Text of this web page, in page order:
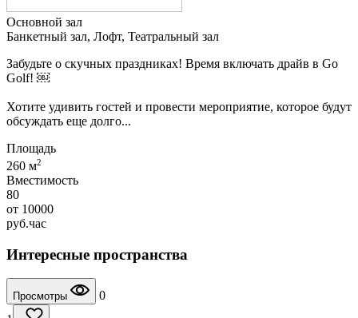
Основной зал
Банкетный зал, Лофт, Театральный зал
Забудьте о скучных праздниках! Время включать драйв в Go
Golf! ￼
Хотите удивить гостей и провести мероприятие, которое будут
обсуждать еще долго...
Площадь
260 м2
Вместимость
80
от 10000
руб.час
Интересные пространства
Просмотры
0